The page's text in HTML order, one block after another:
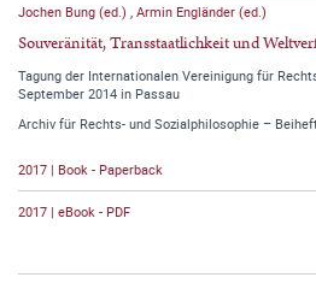
Jochen Bung (ed.) Armin Engländer (ed.)
Souveränität, Transstaatlichkeit und
Tagung der Internationalen Vereinigung für
September 2014 in Passau
Archiv für Rechts- und Sozialphilosophie –
2017 | Book - Paperback
2017 | eBook - PDF